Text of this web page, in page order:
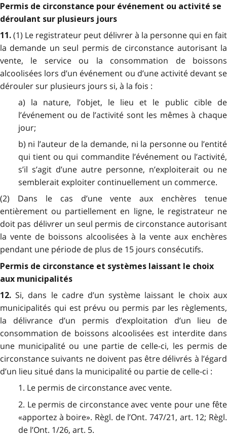
Permis de circonstance pour événement ou activité se
déroulant sur plusieurs jours
11. (1) Le registrateur peut délivrer à la personne qui en fait
la demande un seul permis de circonstance autorisant la
vente, le service ou la consommation de boissons
alcoolisées lors d’un événement ou d’une activité devant se
dérouler sur plusieurs jours si, à la fois :
a) la nature, l’objet, le lieu et le public cible de
l’événement ou de l’activité sont les mêmes à chaque
jour;
b) ni l’auteur de la demande, ni la personne ou l’entité
qui tient ou qui commandite l’événement ou l’activité,
s’il s’agit d’une autre personne, n’exploiterait ou ne
semblerait exploiter continuellement un commerce.
(2) Dans le cas d’une vente aux enchères tenue
entièrement ou partiellement en ligne, le registrateur ne
doit pas délivrer un seul permis de circonstance autorisant
la vente de boissons alcoolisées à la vente aux enchères
pendant une période de plus de 15 jours consécutifs.
Permis de circonstance et systèmes laissant le choix
aux municipalités
12.Si, dans le cadre d’un système laissant le choix aux
municipalités qui est prévu ou permis par les règlements,
la délivrance d’un permis d’exploitation d’un lieu de
consommation de boissons alcoolisées est interdite dans
une municipalité ou une partie de celle-ci, les permis de
circonstance suivants ne doivent pas être délivrés à l’égard
d’un lieu situé dans la municipalité ou partie de celle-ci :
1. Le permis de circonstance avec vente.
2. Le permis de circonstance avec vente pour une fête
«apportez à boire». Règl. de l’Ont. 747/21, art. 12; Règl.
de l’Ont. 1/26, art. 5.